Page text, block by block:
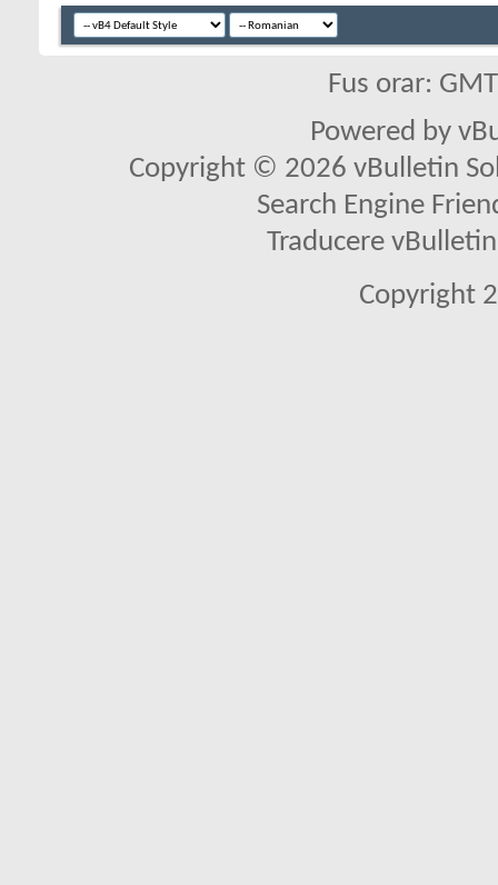
Fus orar:
Powered by
Copyright © 2026 vBulletin
Search Engine
Traducere
Copyright